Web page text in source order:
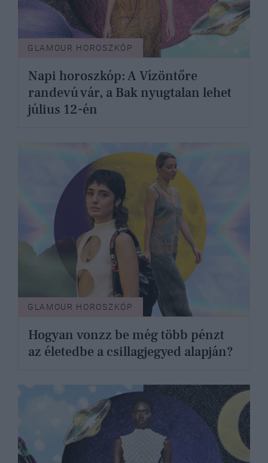
GLAMOUR HOROSZKÓP
Napi horoszkóp: A Vízöntőre
randevú vár, a Bak nyugtalan lehet
július 12-én
GLAMOUR HOROSZKÓP
Hogyan vonzz be még több pénzt
az életedbe a csillagjegyed alapján?